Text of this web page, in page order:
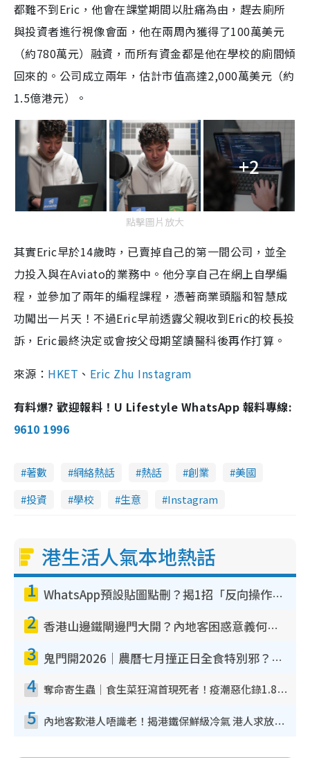
都難不到Eric，他會在課堂期間以肚痛為由，趕去廁所
與投資者進行視像會面，他在兩周內獲得了100萬美元
（約780萬元）融資，而所有資金都是他在學校的廁間傾
回來的。公司成立兩年，估計市值高達2,000萬美元（約
1.5億港元）。
+2
點擊圖片放大
其實Eric早於14歲時，已賣掉自己的第一間公司，並全
力投入與在Aviato的業務中。他分享自己在網上自學編
程，並參加了兩年的編程課程，憑著商業頭腦和智慧成
功闖出一片天！不過Eric早前透露父親收到Eric的校長投
訴，Eric最終決定或會按父母期望讀醫科後再作打算。
來源： HKET 、 Eric Zhu Instagram
有料爆? 歡迎報料！U Lifestyle WhatsApp 報料專線:
9610 1996
著數 網絡熱話 熱話 創業
美國
投資
學校 生意 Instagram
港生活人氣本地熱話
1 WhatsApp預設貼圖點刪？揭1招「反向操作」還原簡潔介面 附3步實測教學
2 香港山邊鐵閘邊門大開？內地客困惑意義何在！網民神回覆：呢種叫法理性防禦
3 鬼門開2026｜農曆七月撞正日全食特別邪？專家警告切忌做一事！揭4大禁忌+2招保平安
4 奪命寄生蟲｜食生菜狂瀉首現死者！疫潮惡化錄1.8萬宗病例 揭洗菜3大謬誤
5 內地客歎港人唔識老！揭港鐵保鮮級冷氣 港人求放過：咪投訴